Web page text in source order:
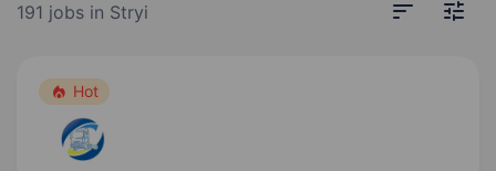
191 jobs in Stryi
Hot